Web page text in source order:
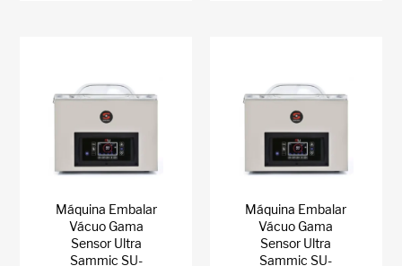
Máquina Embalar
Vácuo Gama
Sensor Ultra
Sammic SU-
Máquina Embalar
Vácuo Gama
Sensor Ultra
Sammic SU-